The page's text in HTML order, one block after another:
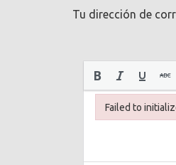
Tu dirección de
Failed to
Failed to